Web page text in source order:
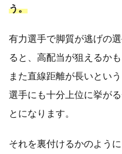
う。
有力選手で脚質が逃げの
ると、高配当が狙えるかも
また直線距離が長いとい
選手にも十分上位に挙が
とになります。
それを裏付けるかのように